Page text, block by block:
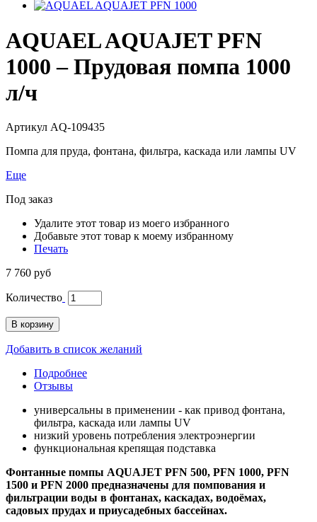
AQUAEL AQUAJET PFN
1000 – Прудовая помпа 1000
л/ч
Артикул AQ-109435
Помпа для пруда, фонтана, фильтра, каскада или лампы UV
Еще
Под заказ
Удалите этот товар из моего избранного
Добавьте этот товар к моему избранному
Печать
7 760 руб
Количество
В корзину
Добавить в список желаний
Подробнее
Отзывы
универсальны в применении - как привод фонтана,
фильтра, каскада или лампы UV
низкий уровень потребления электроэнергии
функциональная крепящая подставка
Фонтанные помпы AQUAJET PFN 500, PFN 1000, PFN
1500 и PFN 2000 предназначены для помпования и
фильтрации воды в фонтанах, каскадах, водоёмах,
садовых прудах и приусадебных бассейнах.